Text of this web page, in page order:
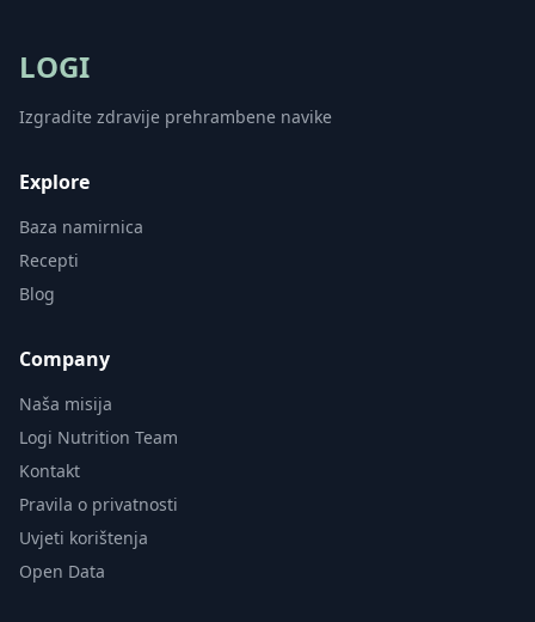
LOGI
Izgradite zdravije prehrambene navike
Explore
Baza namirnica
Recepti
Blog
Company
Naša misija
Logi Nutrition Team
Kontakt
Pravila o privatnosti
Uvjeti korištenja
Open Data